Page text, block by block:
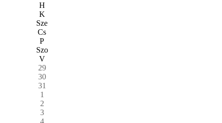
H
K
Sze
Cs
P
Szo
V
29
30
31
1
2
3
4